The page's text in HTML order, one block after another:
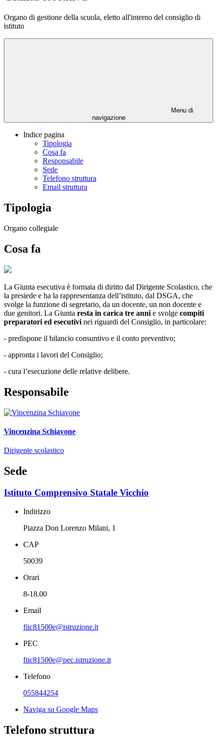
Organo di gestione della scuola, eletto all'interno del consiglio di
istituto
Menu di
navigazione
Indice pagina
Tipologia
Cosa fa
Responsabile
Sede
Telefono struttura
Email struttura
Tipologia
Organo collegiale
Cosa fa
La Giunta esecutiva è formata di diritto dal Dirigente Scolastico, che
la presiede e ha la rappresentanza dell’istituto, dal DSGA, che
svolge la funzione di segretario, da un docente, un non docente e
due genitori. La Giunta resta in carica tre anni e svolge compiti
preparatori ed esecutivi nei riguardi del Consiglio, in particolare:
- predispone il bilancio consuntivo e il conto preventivo;
- appronta i lavori del Consiglio;
- cura l’esecuzione delle relative delibere.
Responsabile
Vincenzina Schiavone
Dirigente scolastico
Sede
Istituto Comprensivo Statale Vicchio
Indirizzo
Piazza Don Lorenzo Milani, 1
CAP
50039
Orari
8-18.00
Email
fiic81500e@istruzione.it
PEC
fiic81500e@pec.istruzione.it
Telefono
055844254
Naviga su Google Maps
Telefono struttura